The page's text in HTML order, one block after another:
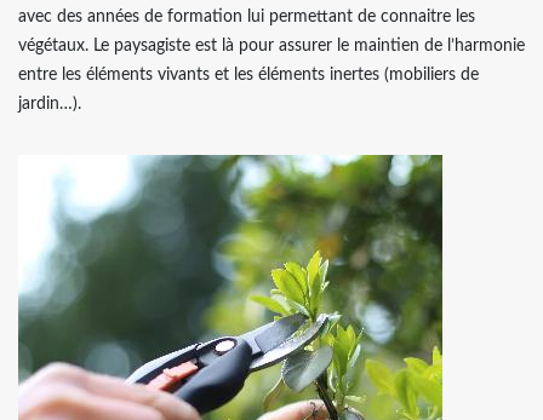
avec des années de formation lui permettant de connaitre les
végétaux. Le paysagiste est là pour assurer le maintien de l’harmonie
entre les éléments vivants et les éléments inertes (mobiliers de
jardin…).